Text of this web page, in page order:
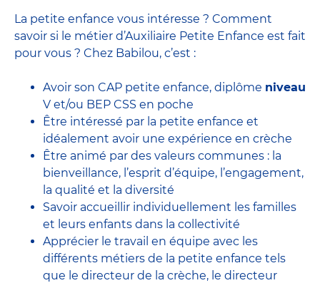
La petite enfance vous intéresse ? Comment
savoir si le métier d’Auxiliaire Petite Enfance est fait
pour vous ? Chez Babilou, c’est :
Avoir son CAP petite enfance, diplôme niveau
V et/ou BEP CSS en poche
Être intéressé par la petite enfance et
idéalement avoir une expérience en crèche
Être animé par des valeurs communes : la
bienveillance, l’esprit d’équipe, l’engagement,
la qualité et la diversité
Savoir accueillir individuellement les familles
et leurs enfants dans la collectivité
Apprécier le travail en équipe avec les
différents métiers de la petite enfance tels
que le directeur de la crèche, le directeur